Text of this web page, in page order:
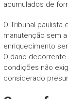
acumulados de
O Tribunal
manutenção sem
enriquecimento
O dano
condições não
considerado